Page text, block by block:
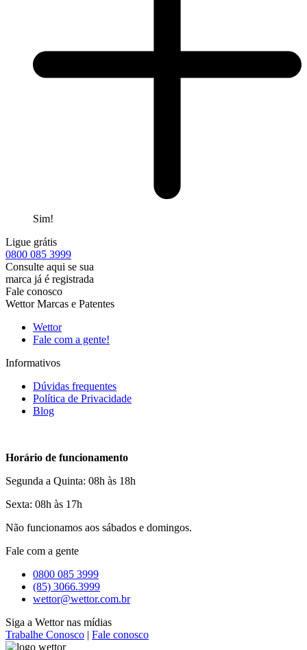
Sim!
Ligue grátis
0800 085 3999
Consulte aqui se sua
marca já é registrada
Fale conosco
Wettor Marcas e Patentes
Wettor
Fale com a gente!
Informativos
Dúvidas frequentes
Política de Privacidade
Blog
Horário de funcionamento
Segunda a Quinta: 08h às 18h
Sexta: 08h às 17h
Não funcionamos aos sábados e domingos.
Fale com a gente
0800 085 3999
(85) 3066.3999
wettor@wettor.com.br
Siga a Wettor nas mídias
Trabalhe Conosco | Fale conosco